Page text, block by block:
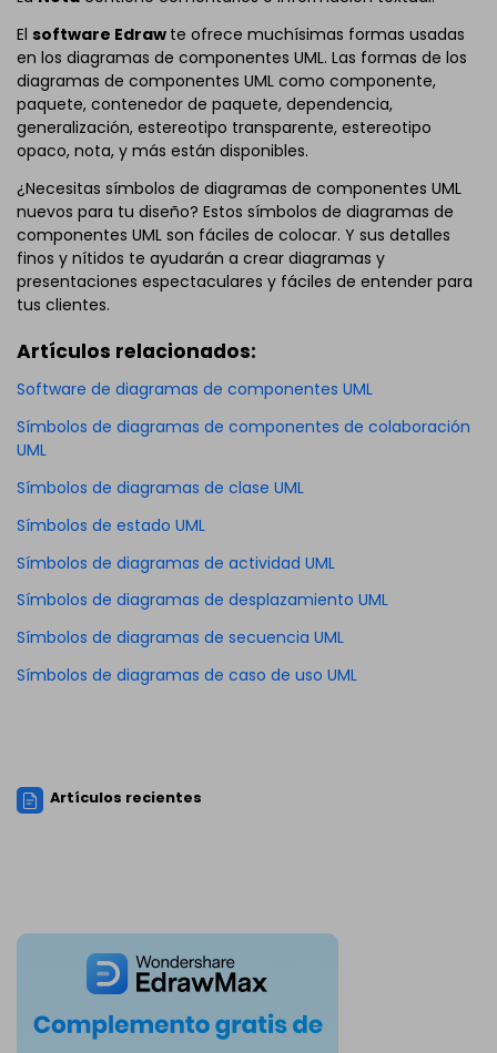
El software Edraw te ofrece muchísimas formas usadas
en los diagramas de componentes UML. Las formas de los
diagramas de componentes UML como componente,
paquete, contenedor de paquete, dependencia,
generalización, estereotipo transparente, estereotipo
opaco, nota, y más están disponibles.
¿Necesitas símbolos de diagramas de componentes UML
nuevos para tu diseño? Estos símbolos de diagramas de
componentes UML son fáciles de colocar. Y sus detalles
finos y nítidos te ayudarán a crear diagramas y
presentaciones espectaculares y fáciles de entender para
tus clientes.
Artículos relacionados:
Software de diagramas de componentes UML
Símbolos de diagramas de componentes de colaboración
UML
Símbolos de diagramas de clase UML
Símbolos de estado UML
Símbolos de diagramas de actividad UML
Símbolos de diagramas de desplazamiento UML
Símbolos de diagramas de secuencia UML
Símbolos de diagramas de caso de uso UML
Artículos recientes